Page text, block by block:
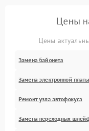
Цены
Цены
Замена байонета
Замена электронной платы
Ремонт узла автофокуса
Замена переходных